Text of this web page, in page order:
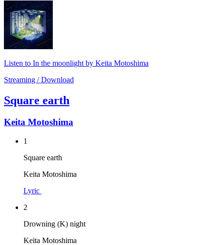
Listen to In the moonlight by Keita Motoshima
Streaming / Download
Square earth
Keita Motoshima
1
Square earth
Keita Motoshima
Lyric
2
Drowning (K) night
Keita Motoshima